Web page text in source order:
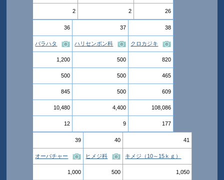
2 2 26
36
バラハタ
1,200
500
845
10,480
12
37
ハリセンボン科
500
500
500
4,400
9
38
クロカジキ
820
465
609
108,086
177
39
オーバチャー
1,000
40
ヒメジ科
500
41
キメジ（10～15ｋｇ）
1,050